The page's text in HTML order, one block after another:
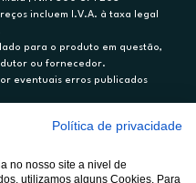
incluem I.V.A. à taxa legal
para o produto em questão,
ou fornecedor.
eventuais erros publicados
em 12 meses, TAN
marca BNP Paribas Personal
Política de privacidade
no nosso site a nivel de
utilizamos alguns Cookies. Para